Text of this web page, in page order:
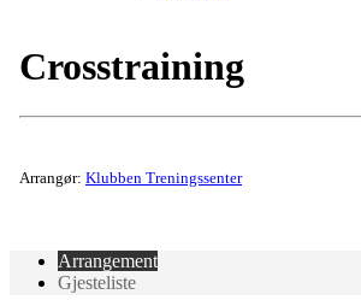
Crosstraining
Arrangør: Klubben Treningssenter
Arrangement
Gjesteliste